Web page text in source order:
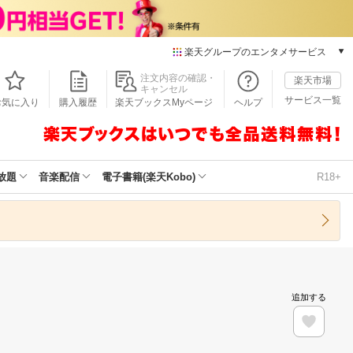
楽天グループのエンタメサービス
本/ゲーム/CD/DVD
楽天ブックス
楽天Kobo
楽天ミュージック
楽天TV
気に入り 購入履歴
注文内容の確認・
キャンセル
楽天ブックスMyページ
ヘルプ
楽天市場
サービス一覧
題 音楽配信 電子書籍(楽天Kobo) R18+
追加する